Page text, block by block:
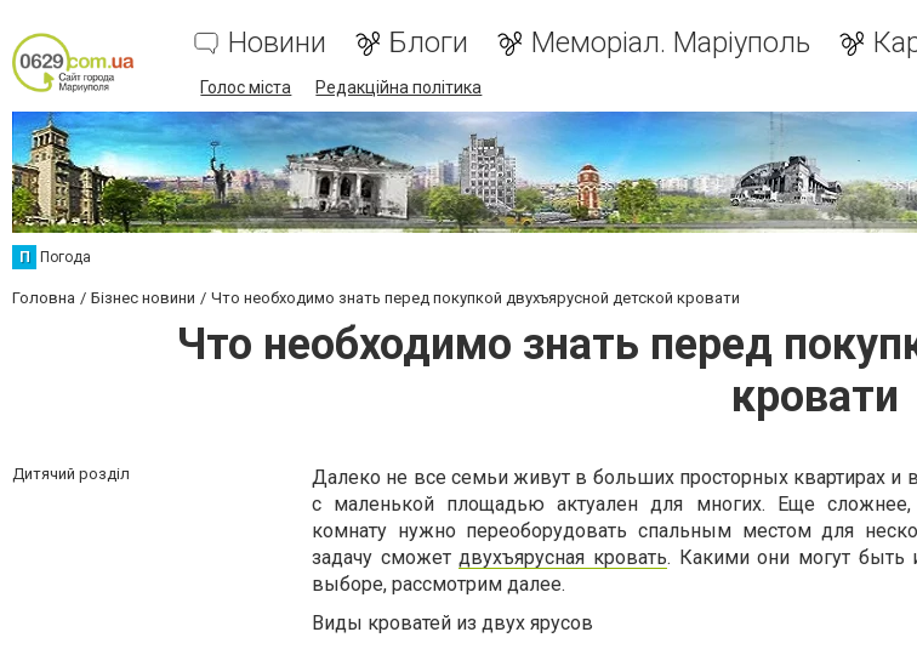
Новини Блоги Меморіал. Маріуполь
Голос міста Редакційна політика
П Погода
Головна Бізнес новини Что необходимо знать перед покупкой двухъярусной детской кровати
Что необходимо знать перед
кровати
Дитячий розділ
Далеко не все семьи живут в больших просторных квартирах и
с маленькой площадью актуален для многих. Еще
комнату нужно переоборудовать спальным местом для
задачу cможетдвухъярусная кровать. Какими они могут быть
выборе, рассмотрим далее.
Виды кроватей из двух ярусов